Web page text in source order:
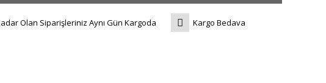
Olan Siparişleriniz Aynı Gün Kargoda Kargo Bedava